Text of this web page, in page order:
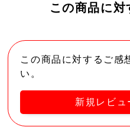
この商品に
この商品に対するご感
い。
新規レビュ